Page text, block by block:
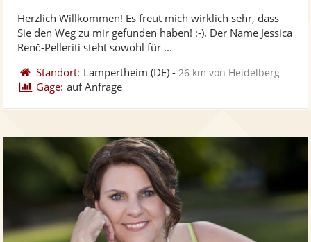
Fotos
5
Herzlich Willkommen! Es freut mich wirklich sehr, dass
Sie den Weg zu mir gefunden haben! :-). Der Name Jessica
Renč-Pelleriti steht sowohl für ...
Standort: Lampertheim (DE) - 26 km von Heidelberg
Gage: auf Anfrage